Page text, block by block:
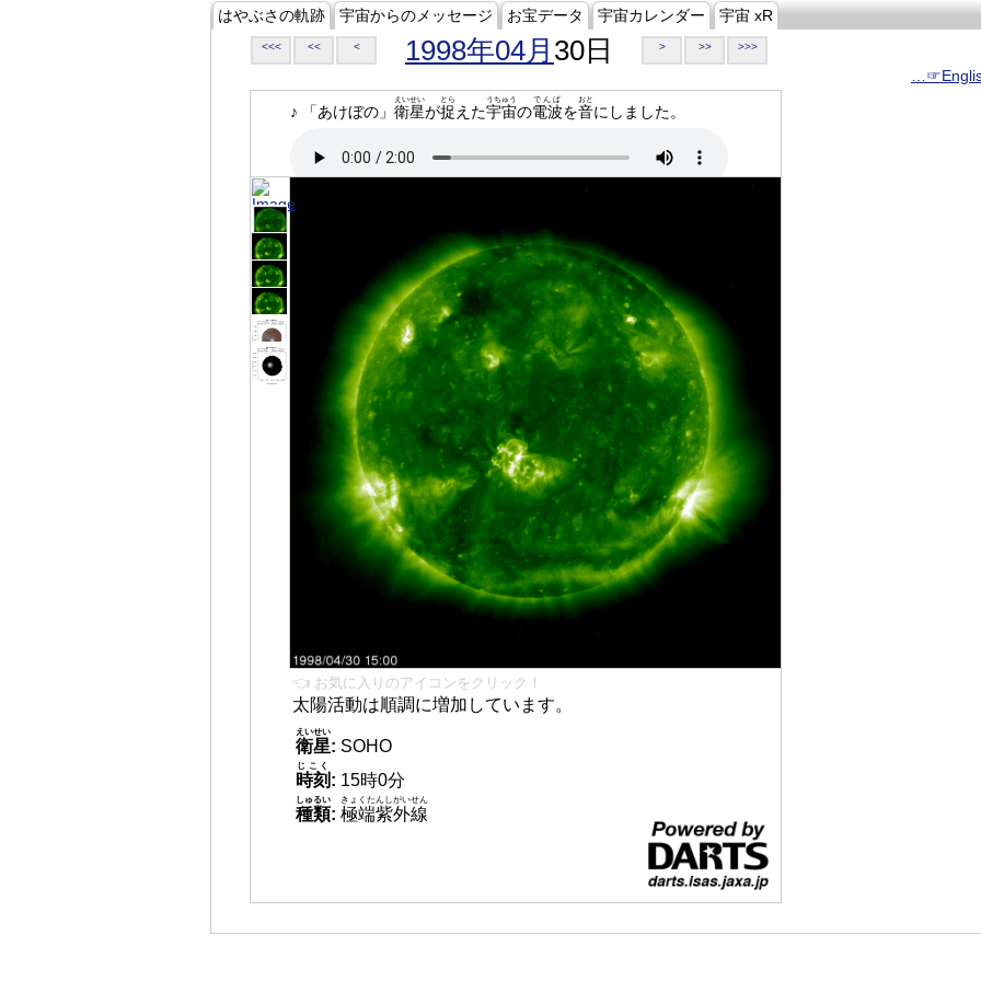
はやぶさの軌跡 宇宙からのメッセージ お宝データ 宇宙カレンダー 宇宙 xR
<<< << < 1998年04月 30日 > >> >>>
♪ 「あけぼの」 衛星
えいせい
が捉
とら
えた宇宙
うちゅう
の電波
でんぱ
を音
おと
にしました。
👈 お気に入りのアイコンをクリック！
太陽活動は順調に増加しています。
衛星
えいせい
: SOHO
時刻
じこく
: 15時0分
種類
しゅるい
: 極端紫外線
きょくたんしがいせん